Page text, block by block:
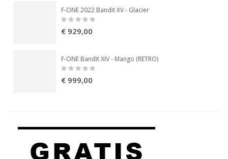
F-ONE 2022 Bandit XV - Glacier
Rating:
€ 929,00
F-ONE Bandit XIV - Mango (RETRO)
Rating:
€ 999,00